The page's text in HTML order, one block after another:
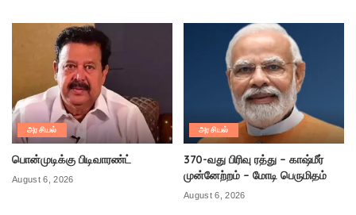
அரசியல்
பொன்முடிக்கு பிடிவாரண்ட்
August 6, 2026
அரசியல்
370-வது பிரிவு ரத்து – காஷ்மீர்
முன்னேற்றம் – மோடி பெருமிதம்
August 6, 2026